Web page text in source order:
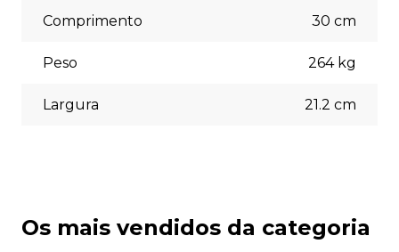
Comprimento 30 cm
Peso 264kg
Largura 21.2 cm
Os mais vendidos da categoria